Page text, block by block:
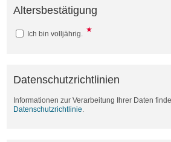
Altersbestätigung
Ich bin volljährig.
Datenschutzrichtlinien
Informationen zur Verarbeitung Ihrer Daten
Datenschutzrichtlinie